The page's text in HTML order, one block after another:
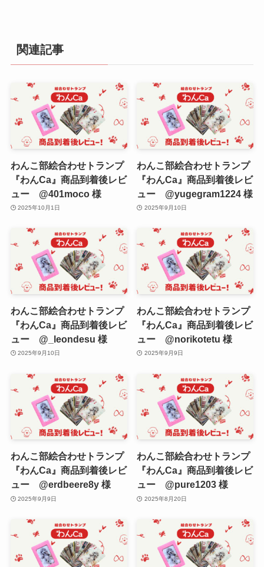
関連記事
わんこ部絵合わせトランプ
『わんCa』商品到着後レビ
ュー @401moco 様
2025年10月1日
わんこ部絵合わせトランプ
『わんCa』商品到着後レビ
ュー @yugegram1224 様
2025年9月10日
わんこ部絵合わせトランプ
『わんCa』商品到着後レビ
ュー @_leondesu 様
2025年9月10日
わんこ部絵合わせトランプ
『わんCa』商品到着後レビ
ュー @norikotetu 様
2025年9月9日
わんこ部絵合わせトランプ
『わんCa』商品到着後レビ
ュー @erdbeere8y 様
2025年9月9日
わんこ部絵合わせトランプ
『わんCa』商品到着後レビ
ュー @pure1203 様
2025年8月20日